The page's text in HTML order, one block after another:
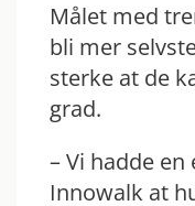
Målet med
bli mer
sterke at de
grad.
– Vi hadde
Innowalk at